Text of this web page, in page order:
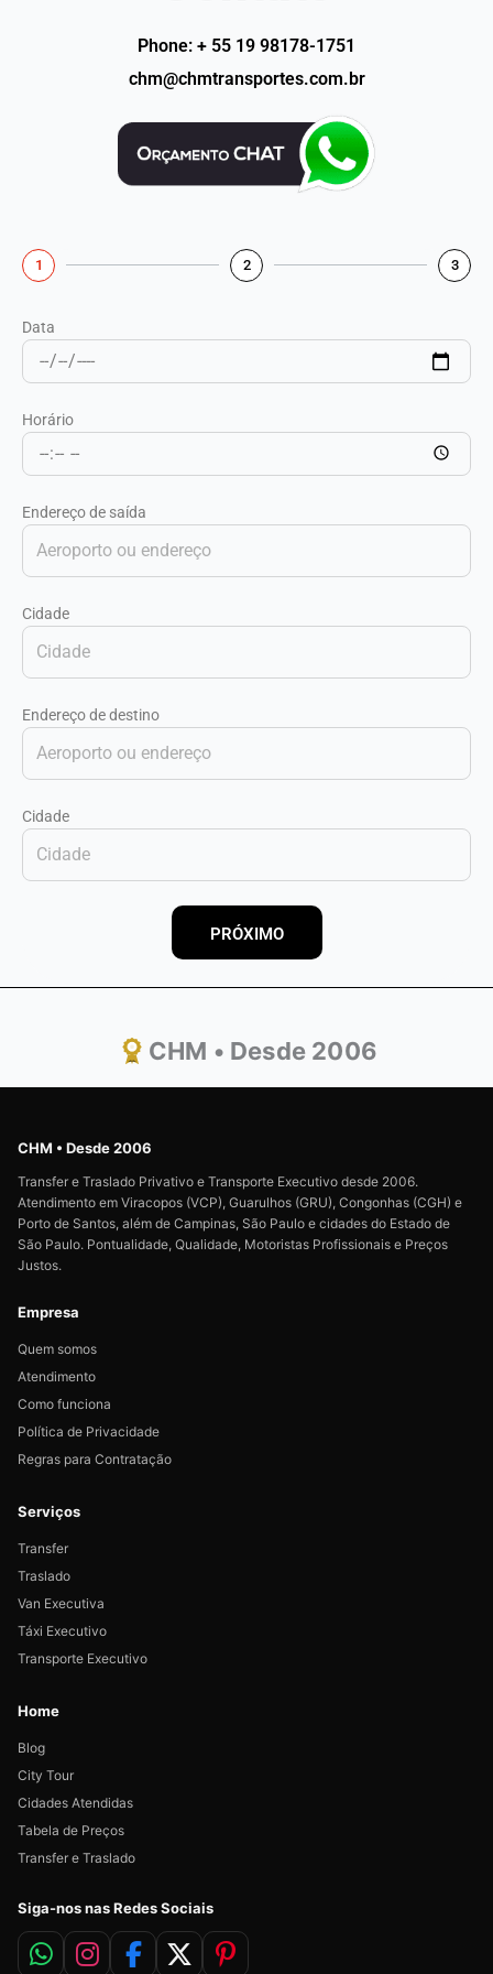
Phone: + 55 19 98178-1751
chm@chmtransportes.com.br
1 2 3
Data
Horário
Endereço de saída
Cidade
Endereço de destino
Cidade
PRÓXIMO
CHM • Desde 2006
CHM • Desde 2006
Transfer e Traslado Privativo e Transporte Executivo desde 2006.
Atendimento em Viracopos (VCP), Guarulhos (GRU), Congonhas (CGH) e
Porto de Santos, além de Campinas, São Paulo e cidades do Estado de
São Paulo. Pontualidade, Qualidade, Motoristas Profissionais e Preços
Justos.
Empresa
Quem somos
Atendimento
Como funciona
Política de Privacidade
Regras para Contratação
Serviços
Transfer
Traslado
Van Executiva
Táxi Executivo
Transporte Executivo
Home
Blog
City Tour
Cidades Atendidas
Tabela de Preços
Transfer e Traslado
Siga-nos nas Redes Sociais